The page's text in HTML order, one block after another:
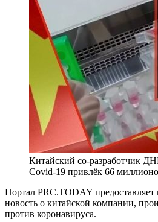
Китайский со-разработчик
Covid-19 привлёк 66
Портал PRC.TODAY
новость о китайской компании,
против коронавируса.